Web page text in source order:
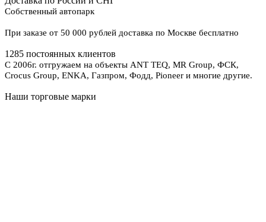
Собственный автопарк
При заказе от 50 000 рублей доставка по Москве бесплатно
1285 постоянных клиентов
С 2006г. отгружаем на объекты ANT TEQ, MR Group, ФСК,
Crocus Group, ENKA, Газпром, Фодд, Pioneer и многие другие.
Наши торговые марки